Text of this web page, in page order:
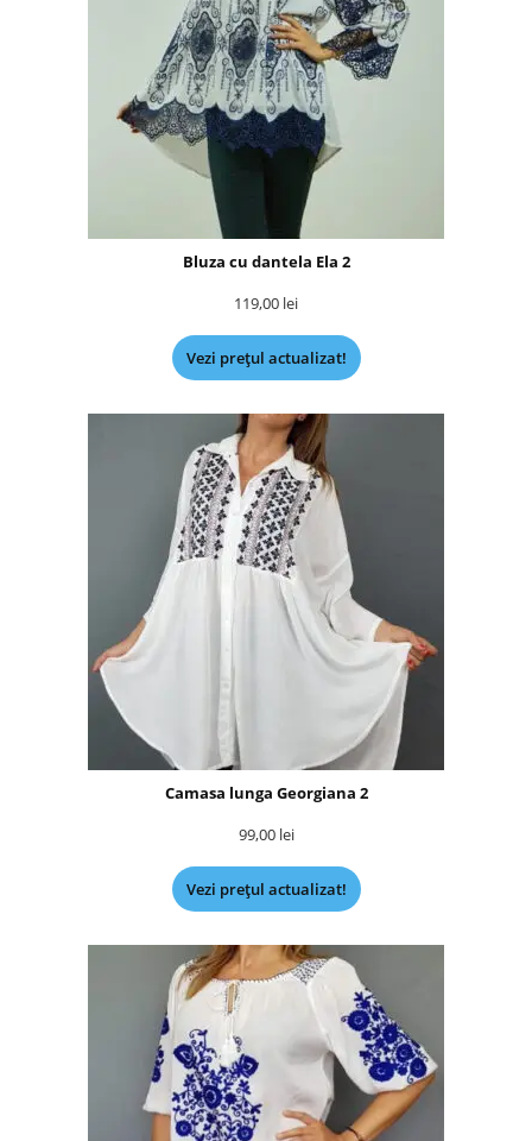
Bluza cu dantela Ela 2
119,00 lei
Vezi prețul actualizat!
Camasa lunga Georgiana 2
99,00 lei
Vezi prețul actualizat!